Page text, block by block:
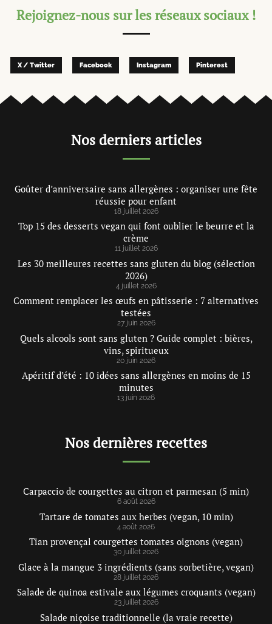
Rejoignez-nous sur les réseaux sociaux !
X / Twitter Facebook Instagram Pinterest
Nos derniers articles
Goûter d’anniversaire sans allergènes : organiser une fête
réussie pour enfant
18 juillet 2026
Top 15 des desserts vegan qui font oublier le beurre et la
crème
11 juillet 2026
Les 30 meilleures recettes sans gluten du blog (sélection
2026)
4 juillet 2026
Comment remplacer les œufs en pâtisserie : 7 alternatives
testées
27 juin 2026
Quels alcools sont sans gluten ? Guide complet : bières,
vins, spiritueux
20 juin 2026
Apéritif d’été : 10 idées sans allergènes en moins de 15
minutes
13 juin 2026
Nos dernières recettes
Carpaccio de courgettes au citron et parmesan (5 min)
6 août 2026
Tartare de tomates aux herbes (vegan, 10 min)
4 août 2026
Tian provençal courgettes tomates oignons (vegan)
30 juillet 2026
Glace à la mangue 3 ingrédients (sans sorbetière, vegan)
28 juillet 2026
Salade de quinoa estivale aux légumes croquants (vegan)
23 juillet 2026
Salade niçoise traditionnelle (la vraie recette)